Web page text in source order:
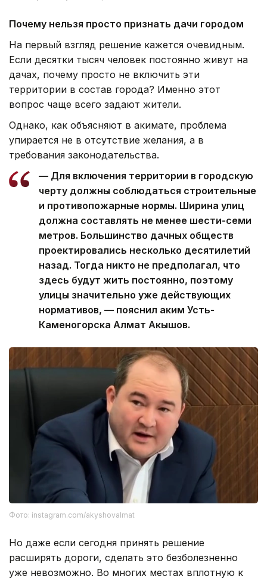
Почему нельзя просто признать дачи городом
На первый взгляд решение кажется очевидным.
Если десятки тысяч человек постоянно живут на
дачах, почему просто не включить эти
территории в состав города? Именно этот
вопрос чаще всего задают жители.
Однако, как объясняют в акимате, проблема
упирается не в отсутствие желания, а в
требования законодательства.
— Для включения территории в городскую
черту должны соблюдаться строительные
и противопожарные нормы. Ширина улиц
должна составлять не менее шести-семи
метров. Большинство дачных обществ
проектировались несколько десятилетий
назад. Тогда никто не предполагал, что
здесь будут жить постоянно, поэтому
улицы значительно уже действующих
нормативов, — пояснил аким Усть-
Каменогорска Алмат Акышов.
Фото: instagram.com/akyshovalmat
Но даже если сегодня принять решение
расширять дороги, сделать это безболезненно
уже невозможно. Во многих местах вплотную к